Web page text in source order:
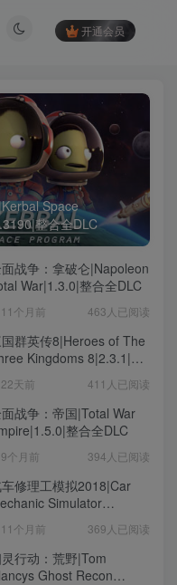
开通会员
Space
整合全DLC
战争：拿破仑|Napoleon
War|1.3.0|整合全DLC
11个月前 463人已阅读
群英传8|Heroes of The
Kingdoms 8|2.3.1|整
22天前 411人已阅读
战争：帝国|Total War
整合全DLC
9个月前 394人已阅读
修理工模拟2018|Car
Simulator
11个月前 369人已阅读
行动：荒野|Tom
Ghost Recon